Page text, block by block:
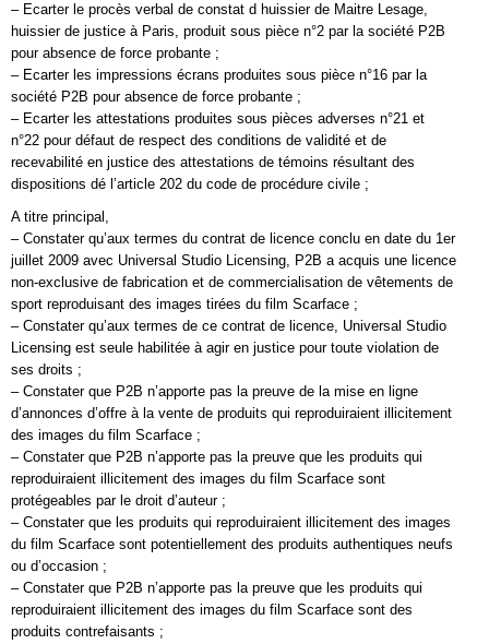
– Ecarter le procès verbal de constat d huissier de Maitre Lesage,
huissier de justice à Paris, produit sous pièce n°2 par la société P2B
pour absence de force probante ;
– Ecarter les impressions écrans produites sous pièce n°16 par la
société P2B pour absence de force probante ;
– Ecarter les attestations produites sous pièces adverses n°21 et
n°22 pour défaut de respect des conditions de validité et de
recevabilité en justice des attestations de témoins résultant des
dispositions dé l’article 202 du code de procédure civile ;
A titre principal,
– Constater qu’aux termes du contrat de licence conclu en date du 1er
juillet 2009 avec Universal Studio Licensing, P2B a acquis une licence
non-exclusive de fabrication et de commercialisation de vêtements de
sport reproduisant des images tirées du film Scarface ;
– Constater qu’aux termes de ce contrat de licence, Universal Studio
Licensing est seule habilitée à agir en justice pour toute violation de
ses droits ;
– Constater que P2B n’apporte pas la preuve de la mise en ligne
d’annonces d’offre à la vente de produits qui reproduiraient illicitement
des images du film Scarface ;
– Constater que P2B n’apporte pas la preuve que les produits qui
reproduiraient illicitement des images du film Scarface sont
protégeables par le droit d’auteur ;
– Constater que les produits qui reproduiraient illicitement des images
du film Scarface sont potentiellement des produits authentiques neufs
ou d’occasion ;
– Constater que P2B n’apporte pas la preuve que les produits qui
reproduiraient illicitement des images du film Scarface sont des
produits contrefaisants ;